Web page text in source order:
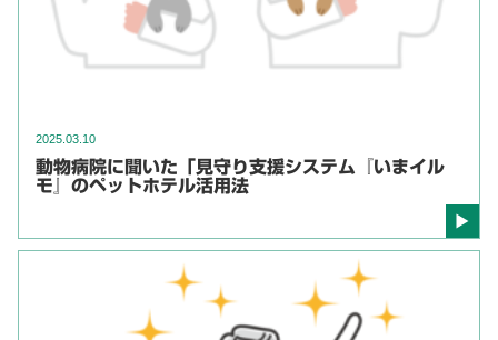
2025.03.10
動物病院に聞いた「見守り支援システム『いまイル
モ』のペットホテル活用法